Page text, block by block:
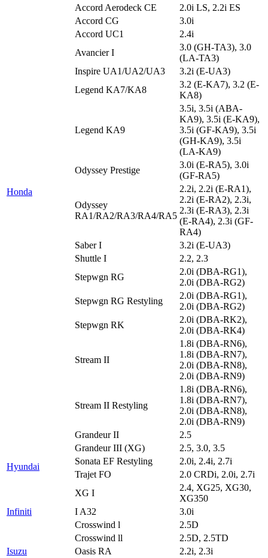
Honda
Accord Aerodeck CE
2.0i LS, 2.2i ES
Accord CG
3.0i
Accord UC1
2.4i
Avancier I
3.0 (GH-TA3), 3.0
(LA-TA3)
Inspire UA1/UA2/UA3
3.2i (E-UA3)
Legend KA7/KA8
3.2 (E-KA7), 3.2 (E-
KA8)
Legend KA9
3.5i, 3.5i (ABA-
KA9), 3.5i (E-KA9),
3.5i (GF-KA9), 3.5i
(GH-KA9), 3.5i
(LA-KA9)
Odyssey Prestige
3.0i (E-RA5), 3.0i
(GF-RA5)
Odyssey
RA1/RA2/RA3/RA4/RA5
2.2i, 2.2i (E-RA1),
2.2i (E-RA2), 2.3i,
2.3i (E-RA3), 2.3i
(E-RA4), 2.3i (GF-
RA4)
Saber I
3.2i (E-UA3)
Shuttle I
2.2, 2.3
Stepwgn RG
2.0i (DBA-RG1),
2.0i (DBA-RG2)
Stepwgn RG Restyling
2.0i (DBA-RG1),
2.0i (DBA-RG2)
Stepwgn RK
2.0i (DBA-RK2),
2.0i (DBA-RK4)
Stream II
1.8i (DBA-RN6),
1.8i (DBA-RN7),
2.0i (DBA-RN8),
2.0i (DBA-RN9)
Stream II Restyling
1.8i (DBA-RN6),
1.8i (DBA-RN7),
2.0i (DBA-RN8),
2.0i (DBA-RN9)
Hyundai
Grandeur II
2.5
Grandeur III (XG)
2.5, 3.0, 3.5
Sonata EF Restyling
2.0i, 2.4i, 2.7i
Trajet FO
2.0 CRDi, 2.0i, 2.7i
XG I
2.4, XG25, XG30,
XG350
Infiniti
I A32 3.0i
Isuzu
Crosswind l
2.5D
Crosswind ll
2.5D, 2.5TD
Oasis RA
2.2i, 2.3i